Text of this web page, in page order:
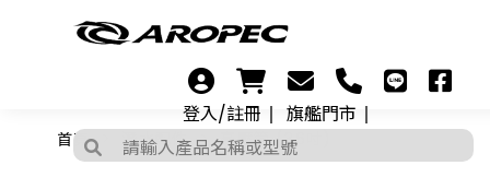
登入/註冊 旗艦門市
首頁 潛水配件 高壓管 (36吋)